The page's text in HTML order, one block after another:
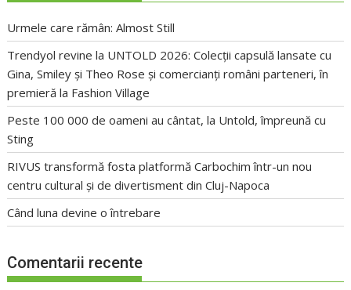
Urmele care rămân: Almost Still
Trendyol revine la UNTOLD 2026: Colecții capsulă lansate cu
Gina, Smiley și Theo Rose și comercianți români parteneri, în
premieră la Fashion Village
Peste 100 000 de oameni au cântat, la Untold, împreună cu
Sting
RIVUS transformă fosta platformă Carbochim într-un nou
centru cultural și de divertisment din Cluj-Napoca
Când luna devine o întrebare
Comentarii recente